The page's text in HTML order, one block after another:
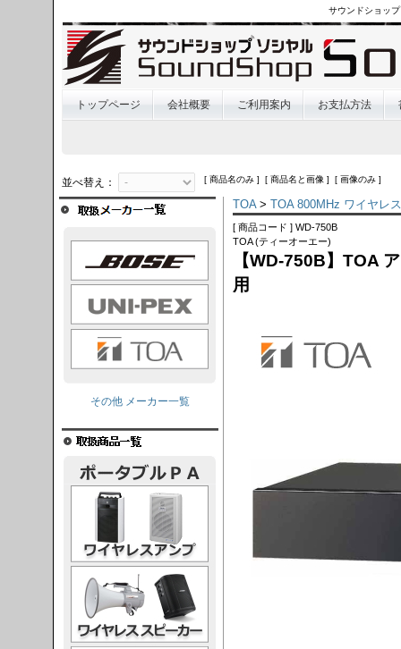
サウンドショッ
トップページ 会社概要 ご利用案内 お支払方法
並べ替え： [ 商品名のみ ] [ 商品名と画像 ] [ 画像のみ ]
TOA> TOA 800MHz ワイヤレ
[ 商品コード ] WD-750B
TOA (ティーオーエー)
【WD-750B】TOA
用
その他 メーカー一覧